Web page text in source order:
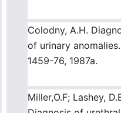
Colodny, A.H.
of urinary
1459-76, 1987a.
Miller,O.F; Lashey,